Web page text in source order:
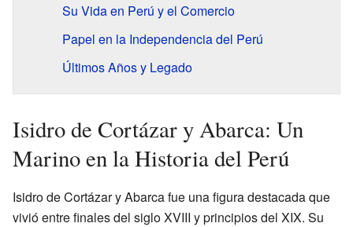
Su Vida en Perú y el Comercio
Papel en la Independencia del Perú
Últimos Años y Legado
Isidro de Cortázar y Abarca: Un
Marino en la Historia del Perú
Isidro de Cortázar y Abarca fue una figura destacada que
vivió entre finales del siglo XVIII y principios del XIX. Su